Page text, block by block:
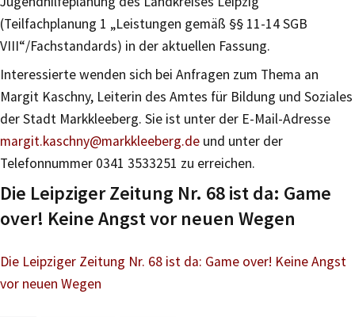
(Teilfachplanung 1 „Leistungen gemäß §§ 11-14 SGB
VIII“/Fachstandards) in der aktuellen Fassung.
Interessierte wenden sich bei Anfragen zum Thema an
Margit Kaschny, Leiterin des Amtes für Bildung und Soziales
der Stadt Markkleeberg. Sie ist unter der E-Mail-Adresse
margit.kaschny@markkleeberg.de und unter der
Telefonnummer 0341 3533251 zu erreichen.
Die Leipziger Zeitung Nr. 68 ist da: Game
over! Keine Angst vor neuen Wegen
Die Leipziger Zeitung Nr. 68 ist da: Game over! Keine Angst
vor neuen Wegen